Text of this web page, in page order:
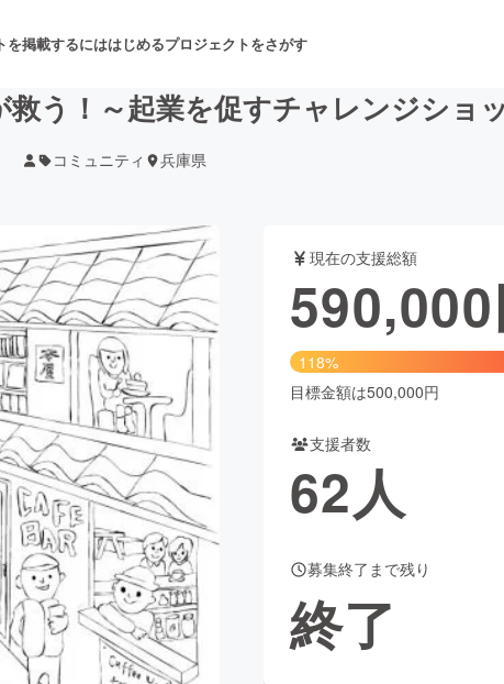
を掲載するにははじめるプロジェクトをさがす
舞台・パフォーマンス
開発 フード・飲食店 フ
アニメ・漫画
ビューティー・ヘルスケア
for Social GoodCAMPFIRE Creation
ふるさと納税machi-yaコミュニティ
う！～起業を促すチャレンジショ
コミュニティ 兵庫県
現在の支援総額
590,000
118%
目標金額は500,000円
支援者数
62人
募集終了まで残り
終了